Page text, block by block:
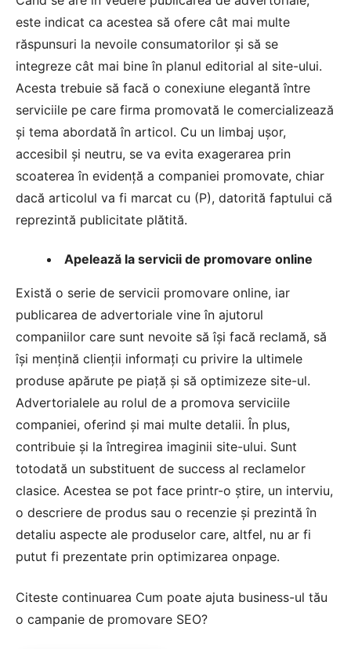
este indicat ca acestea să ofere cât mai multe
răspunsuri la nevoile consumatorilor și să se
integreze cât mai bine în planul editorial al site-ului.
Acesta trebuie să facă o conexiune elegantă între
serviciile pe care firma promovată le comercializează
și tema abordată în articol. Cu un limbaj ușor,
accesibil și neutru, se va evita exagerarea prin
scoaterea în evidență a companiei promovate, chiar
dacă articolul va fi marcat cu (P), datorită faptului că
reprezintă publicitate plătită.
Apelează la servicii de promovare online
Există o serie de servicii promovare online, iar
publicarea de advertoriale vine în ajutorul
companiilor care sunt nevoite să își facă reclamă, să
își mențină clienții informați cu privire la ultimele
produse apărute pe piață și să optimizeze site-ul.
Advertorialele au rolul de a promova serviciile
companiei, oferind și mai multe detalii. În plus,
contribuie și la întregirea imaginii site-ului. Sunt
totodată un substituent de success al reclamelor
clasice. Acestea se pot face printr-o știre, un interviu,
o descriere de produs sau o recenzie și prezintă în
detaliu aspecte ale produselor care, altfel, nu ar fi
putut fi prezentate prin optimizarea onpage.
Citeste continuarea Cum poate ajuta business-ul tău
o campanie de promovare SEO?